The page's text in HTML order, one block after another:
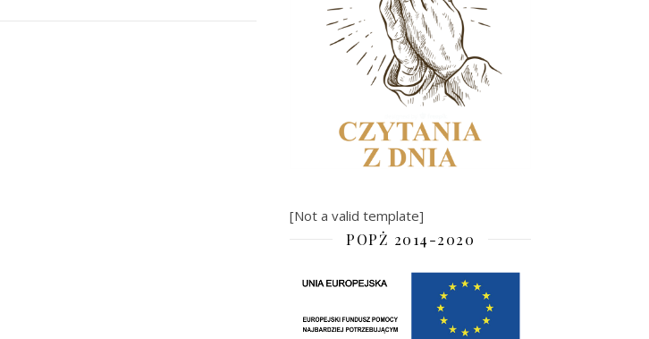
[Not a valid template]
POPŻ 2014-2020